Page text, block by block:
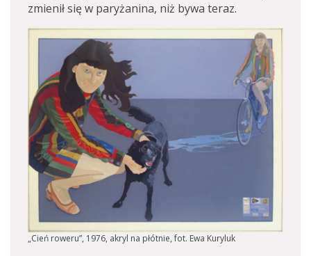
zmienił się w paryżanina, niż bywa teraz.
„Cień roweru”, 1976, akryl na płótnie, fot. Ewa Kuryluk